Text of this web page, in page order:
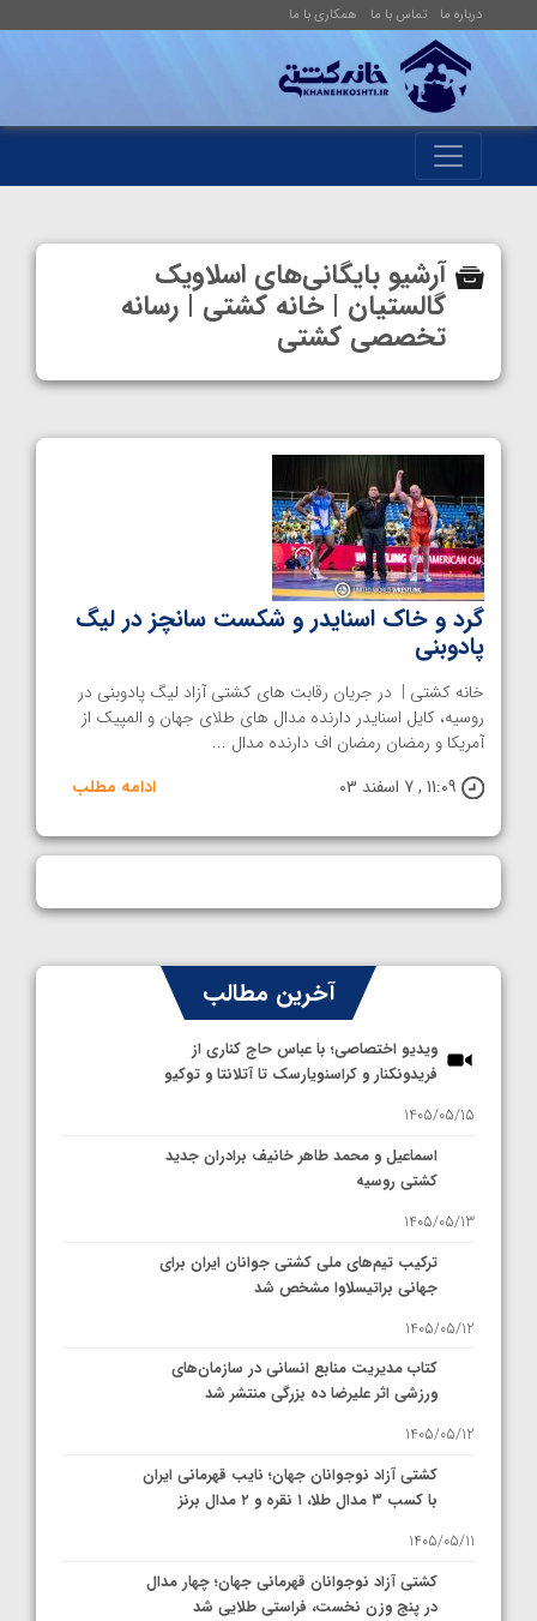
درباره ما تماس با ما همکاری با ما
آرشیو بایگانی‌های اسلاویک
گالستیان | خانه کشتی | رسانه
تخصصی کشتی
گرد و خاک اسنایدر و شکست سانچز در لیگ
پادوبنی
خانه کشتی | در جریان رقابت های کشتی آزاد لیگ‌ پادوبنی در
روسیه، کایل اسنایدر دارنده مدال های طلای جهان و المپیک از
آمریکا و رمضان رمضان اف دارنده مدال ...
11:09 , 7 اسفند 03
ادامه مطلب
آخرین مطالب
ویدیو اختصاصی؛ با عباس حاج کناری از
فریدونکنار و کراسنویارسک تا آتلانتا و توکیو
1405/05/15
اسماعیل و محمد طاهر خانیف برادران جدید
کشتی روسیه
1405/05/13
ترکیب تیم‌های ملی کشتی جوانان ایران برای
جهانی براتیسلاوا مشخص شد
1405/05/12
کتاب مدیریت منابع انسانی در سازمان‌های
ورزشی اثر علیرضا ده بزرگی منتشر شد
1405/05/12
کشتی آزاد نوجوانان جهان؛ نایب قهرمانی ایران
با کسب ۳ مدال طلا، ۱ نقره و ۲ مدال برنز
1405/05/11
کشتی آزاد نوجوانان قهرمانی جهان؛ چهار مدال
در پنج وزن نخست، فراستی طلایی شد